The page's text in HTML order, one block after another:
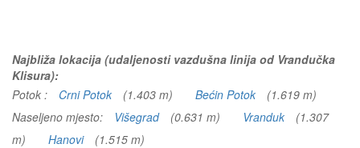
Najbliža lokacija (udaljenosti vazdušna linija od Vrandučka
Klisura):
Potok :
Crni Potok (1.403 m) Bećin Potok
(1.619 m)
Naseljeno mjesto:
Višegrad (0.631 m) Vranduk
(1.307
m)
Hanovi
(1.515 m)